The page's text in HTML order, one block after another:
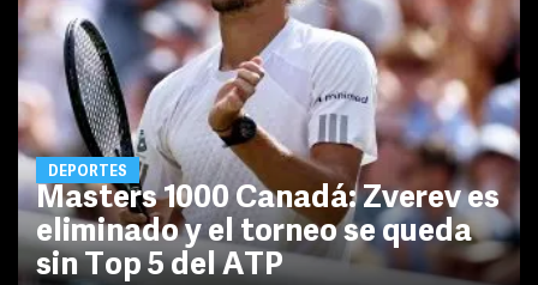
DEPORTES
Masters 1000 Canadá: Zverev es
eliminado y el torneo se queda
sin Top 5 del ATP